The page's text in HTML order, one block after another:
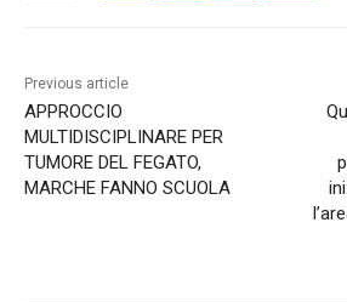
Previous article
APPROCCIO
MULTIDISCIPLINARE PER
TUMORE DEL FEGATO,
MARCHE FANNO SCUOLA